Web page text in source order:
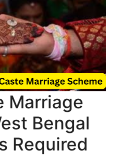
Marriage
Bengal
Required